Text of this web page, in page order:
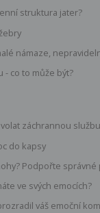
struktura jater?
námaze,
- co to může být?
záchrannou službu
do kapsy
Podpořte
ve svých emocích?
váš emoční